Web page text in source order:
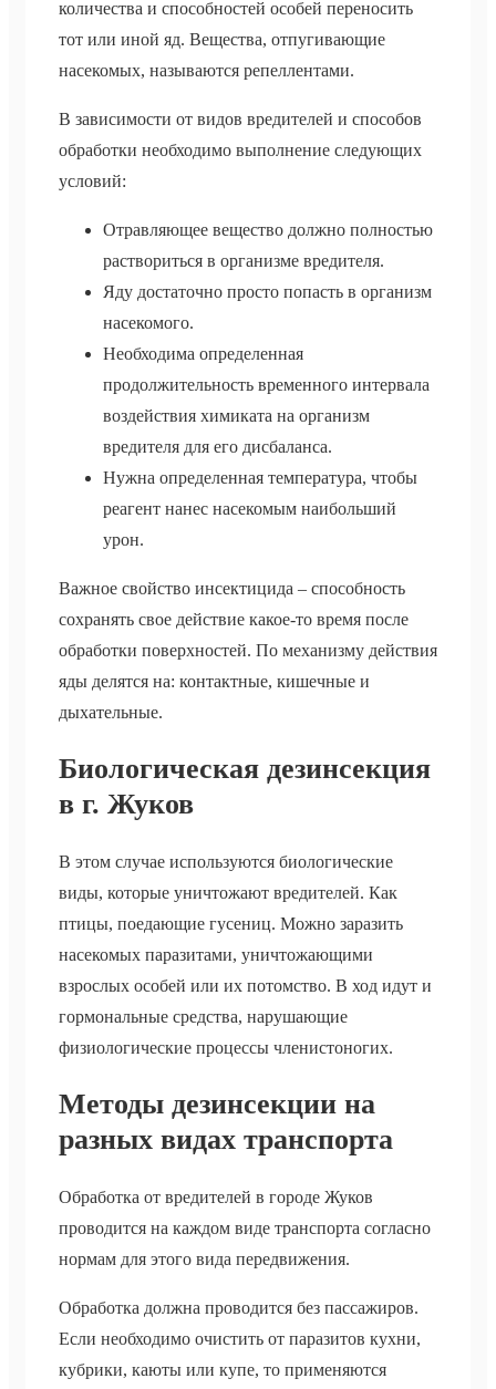
количества и способностей особей переносить
тот или иной яд. Вещества, отпугивающие
насекомых, называются репеллентами.
В зависимости от видов вредителей и способов
обработки необходимо выполнение следующих
условий:
Отравляющее вещество должно полностью
раствориться в организме вредителя.
Яду достаточно просто попасть в организм
насекомого.
Необходима определенная
продолжительность временного интервала
воздействия химиката на организм
вредителя для его дисбаланса.
Нужна определенная температура, чтобы
реагент нанес насекомым наибольший
урон.
Важное свойство инсектицида – способность
сохранять свое действие какое-то время после
обработки поверхностей. По механизму действия
яды делятся на: контактные, кишечные и
дыхательные.
Биологическая дезинсекция
в г. Жуков
В этом случае используются биологические
виды, которые уничтожают вредителей. Как
птицы, поедающие гусениц. Можно заразить
насекомых паразитами, уничтожающими
взрослых особей или их потомство. В ход идут и
гормональные средства, нарушающие
физиологические процессы членистоногих.
Методы дезинсекции на
разных видах транспорта
Обработка от вредителей в городе Жуков
проводится на каждом виде транспорта согласно
нормам для этого вида передвижения.
Обработка должна проводится без пассажиров.
Если необходимо очистить от паразитов кухни,
кубрики, каюты или купе, то применяются